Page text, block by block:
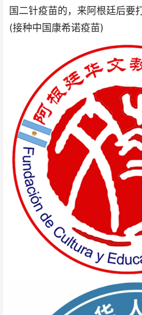
国二针疫苗的，来阿根廷后要
(接种中国康希诺疫苗)